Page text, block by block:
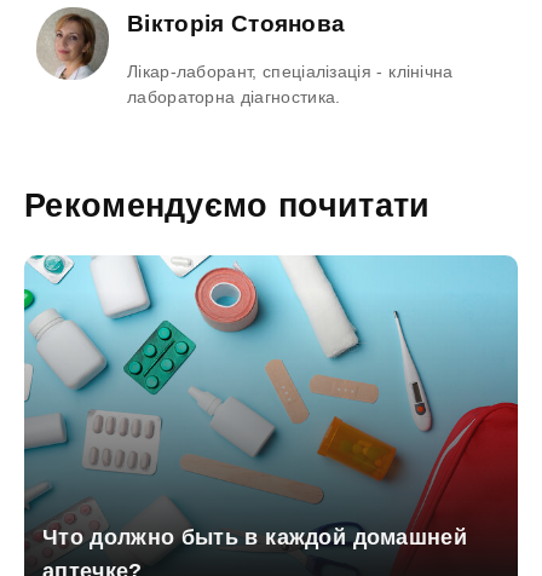
Вікторія Стоянова
Лікар-лаборант, спеціалізація - клінічна
лабораторна діагностика.
Рекомендуємо почитати
Что должно быть в каждой домашней
аптечке?